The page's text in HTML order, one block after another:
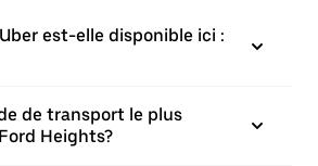
est-elle disponible ici :
de transport le plus
Heights?